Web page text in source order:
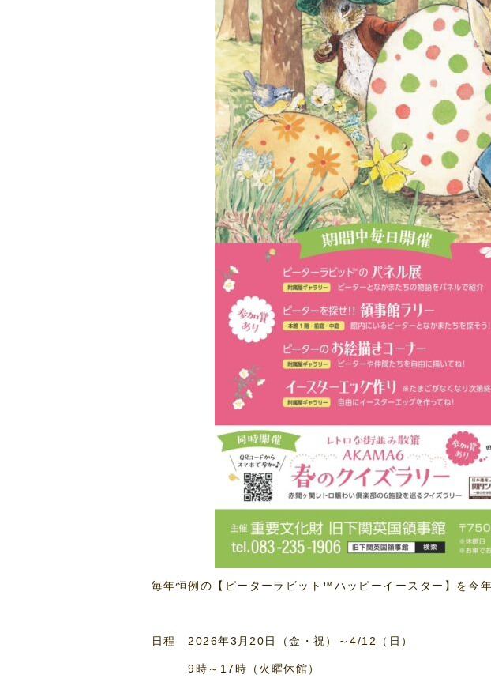
毎年恒例の【ピーターラビット™ハッピーイースター】を今年
日程 2026年3月20日（金・祝）～4/12（日）
9時～17時（火曜休館）